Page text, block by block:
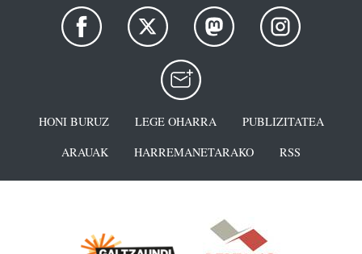
HONI BURUZ LEGE OHARRA
PUBLIZITATEA
ARAUAK
HARREMANETARAKO RSS